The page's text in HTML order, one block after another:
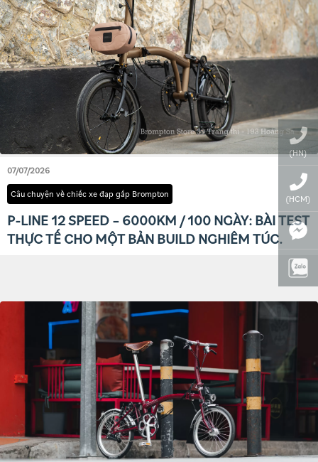
07/07/2026
Câu chuyện về chiếc xe đạp gấp Brompton
P-LINE 12 SPEED – 6000KM / 100 NGÀY: BÀI TEST
THỰC TẾ CHO MỘT BẢN BUILD NGHIÊM TÚC.
(HN)
(HCM)